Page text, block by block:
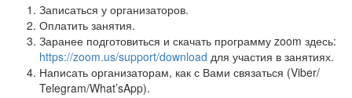
Записаться у организаторов.
Оплатить занятия.
Заранее подготовиться и скачать программу zoom здесь:
https://zoom.us/support/download для участия в занятиях.
Написать организаторам, как с Вами связаться (Viber/
Telegram/What’sApp).